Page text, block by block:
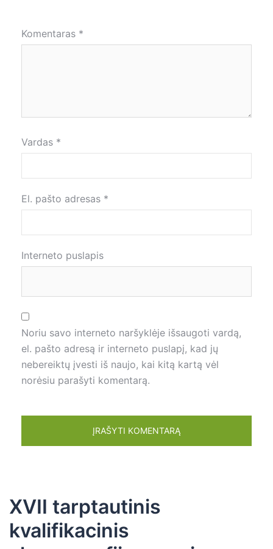
Komentaras *
Vardas *
El. pašto adresas *
Interneto puslapis
Noriu savo interneto naršyklėje išsaugoti vardą,
el. pašto adresą ir interneto puslapį, kad jų
nebereiktų įvesti iš naujo, kai kitą kartą vėl
norėsiu parašyti komentarą.
XVII tarptautinis
kvalifikacinis